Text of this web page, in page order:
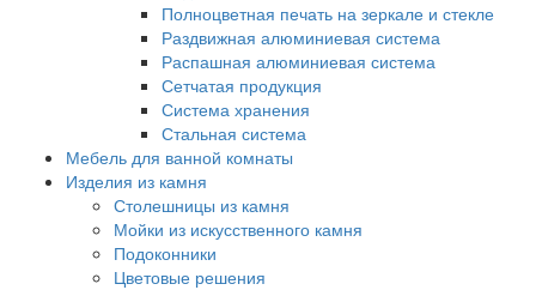
Полноцветная печать на зеркале и стекле
Раздвижная алюминиевая система
Распашная алюминиевая система
Сетчатая продукция
Система хранения
Стальная система
Мебель для ванной комнаты
Изделия из камня
Столешницы из камня
Мойки из искусственного камня
Подоконники
Цветовые решения